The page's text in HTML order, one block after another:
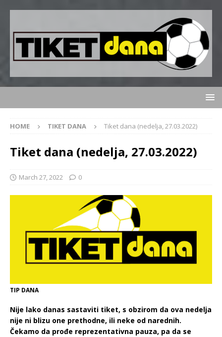
HOME TIKET DANA Tiket dana (nedelja, 27.03.2022)
Tiket dana (nedelja, 27.03.2022)
March 27, 2022 0
TIP DANA
Nije lako danas sastaviti tiket, s obzirom da ova nedelja
nije ni blizu one prethodne, ili neke od narednih.
Čekamo da prođe reprezentativna pauza, pa da se